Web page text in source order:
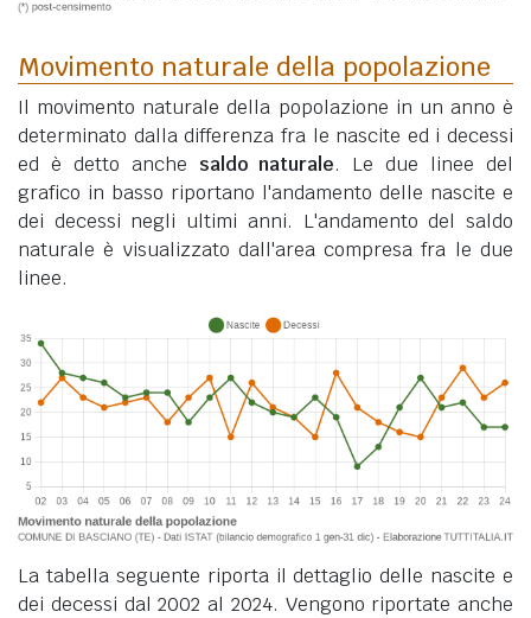
Movimento naturale della popolazione
Il movimento naturale della popolazione in un anno è
determinato dalla differenza fra le nascite ed i decessi
ed è detto anche saldo naturale. Le due linee del
grafico in basso riportano l'andamento delle nascite e
dei decessi negli ultimi anni. L'andamento del saldo
naturale è visualizzato dall'area compresa fra le due
linee.
La tabella seguente riporta il dettaglio delle nascite e
dei decessi dal 2002 al 2024. Vengono riportate anche